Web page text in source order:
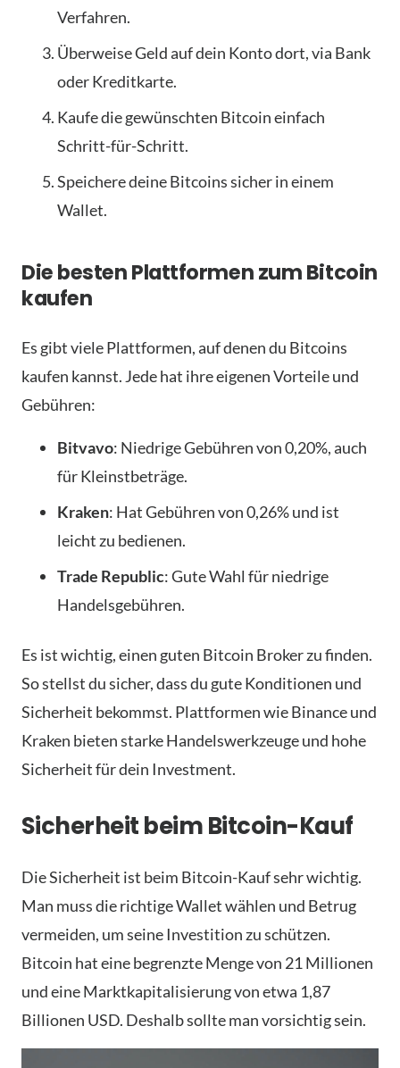
Verfahren.
Überweise Geld auf dein Konto dort, via Bank
oder Kreditkarte.
Kaufe die gewünschten Bitcoin einfach
Schritt-für-Schritt.
Speichere deine Bitcoins sicher in einem
Wallet.
Die besten Plattformen zum Bitcoin
kaufen
Es gibt viele Plattformen, auf denen du Bitcoins
kaufen kannst. Jede hat ihre eigenen Vorteile und
Gebühren:
Bitvavo: Niedrige Gebühren von 0,20%, auch
für Kleinstbeträge.
Kraken: Hat Gebühren von 0,26% und ist
leicht zu bedienen.
Trade Republic: Gute Wahl für niedrige
Handelsgebühren.
Es ist wichtig, einen guten Bitcoin Broker zu finden.
So stellst du sicher, dass du gute Konditionen und
Sicherheit bekommst. Plattformen wie Binance und
Kraken bieten starke Handelswerkzeuge und hohe
Sicherheit für dein Investment.
Sicherheit beim Bitcoin-Kauf
Die Sicherheit ist beim Bitcoin-Kauf sehr wichtig.
Man muss die richtige Wallet wählen und Betrug
vermeiden, um seine Investition zu schützen.
Bitcoin hat eine begrenzte Menge von 21 Millionen
und eine Marktkapitalisierung von etwa 1,87
Billionen USD. Deshalb sollte man vorsichtig sein.